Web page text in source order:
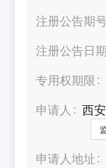
注册公告期
注册公告日期
专用权期限
申请人
西
申请人地址